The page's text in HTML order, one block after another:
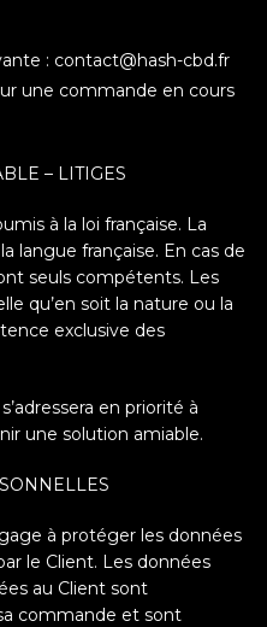
: contact@hash-cbd.fr
une commande en cours
– LITIGES
à la loi française. La
langue française. En cas de
seuls compétents. Les
qu’en soit la nature ou la
exclusive des
en priorité à
une solution amiable.
à protéger les données
le Client. Les données
au Client sont
commande et sont